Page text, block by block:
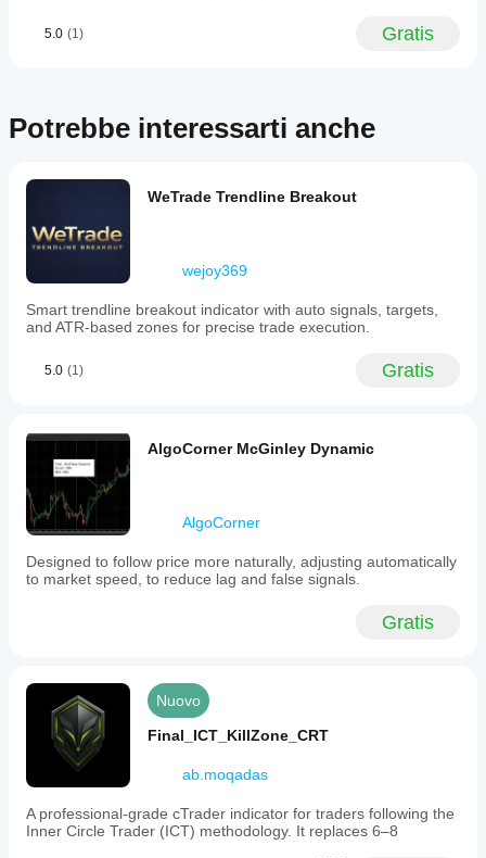
between
may
indicate
reversals.
is
categorized
momentum
and
is
based
Strength
methodology.
Profilo indicatore
5.0 (1) Gratis
Potrebbe interessarti anche
WeTrade Trendline Breakout
wejoy369
Smart trendline breakout indicator with auto signals, targets,
and ATR-based zones for precise trade execution.
5.0 (1) Gratis
AlgoCorner McGinley Dynamic
AlgoCorner
Designed to follow price more naturally, adjusting automatically
to market speed, to reduce lag and false signals.
Gratis
Nuovo
Final_ICT_KillZone_CRT
ab.moqadas
A professional-grade cTrader indicator for traders following the
Inner Circle Trader (ICT) methodology. It replaces 6–8